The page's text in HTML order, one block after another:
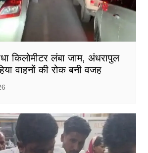
किलोमीटर लंबा जाम, अंधरापुल
वाहनों की रोक बनी वजह